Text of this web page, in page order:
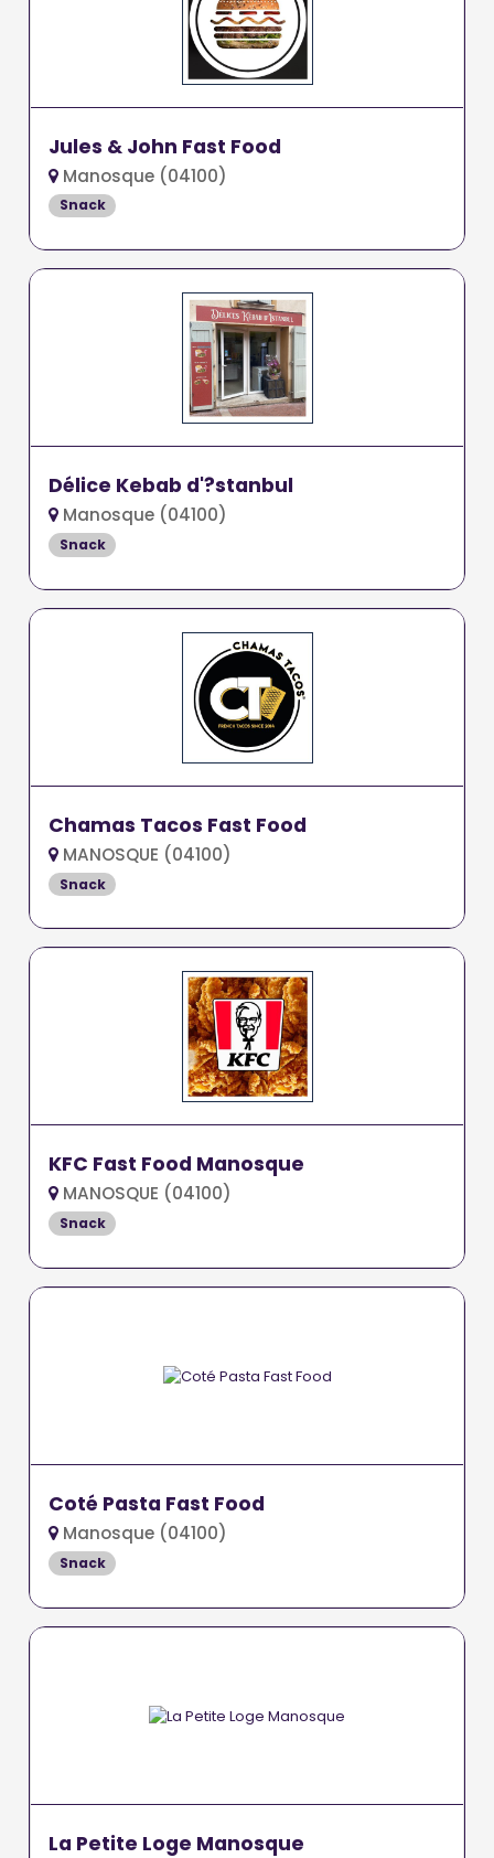
Jules & John Fast Food
Manosque (04100)
Snack
Délice Kebab d'?stanbul
Manosque (04100)
Snack
Chamas Tacos Fast Food
MANOSQUE (04100)
Snack
KFC Fast Food Manosque
MANOSQUE (04100)
Snack
Coté Pasta Fast Food
Manosque (04100)
Snack
La Petite Loge Manosque